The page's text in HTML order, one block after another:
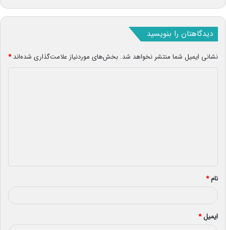
دیدگاهتان را بنویسید
نشانی ایمیل شما منتشر نخواهد شد. بخش‌های موردنیاز علامت‌گذاری شده‌اند*
*
نام*
ایمیل*